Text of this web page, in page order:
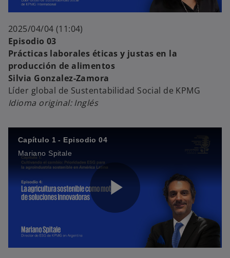
e
o
y
V
2025/04/04 (11:04)
Episodio 03
Prácticas laborales éticas y justas en la
producción de alimentos
Silvia Gonzalez-Zamora
Líder global de Sustentabilidad Social de KPMG
Idioma original: Inglés
Capítulo 1 - Episodio 04
Mariano Spitale
P